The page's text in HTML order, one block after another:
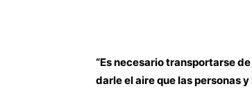
“Es necesario transportarse
darle el aire que las personas